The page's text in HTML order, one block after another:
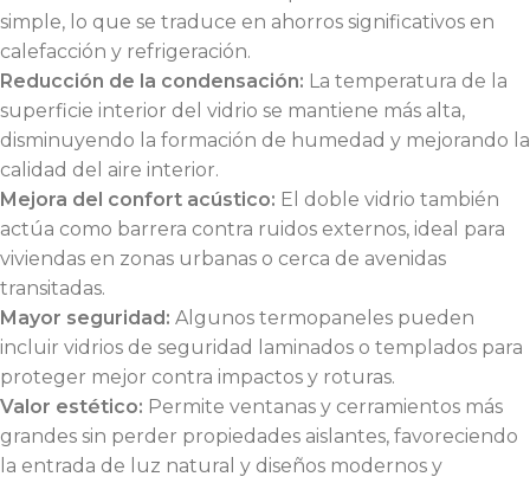
simple, lo que se traduce en ahorros significativos en
calefacción y refrigeración.
Reducción de la condensación: La temperatura de la
superficie interior del vidrio se mantiene más alta,
disminuyendo la formación de humedad y mejorando la
calidad del aire interior.
Mejora del confort acústico: El doble vidrio también
actúa como barrera contra ruidos externos, ideal para
viviendas en zonas urbanas o cerca de avenidas
transitadas.
Mayor seguridad: Algunos termopaneles pueden
incluir vidrios de seguridad laminados o templados para
proteger mejor contra impactos y roturas.
Valor estético: Permite ventanas y cerramientos más
grandes sin perder propiedades aislantes, favoreciendo
la entrada de luz natural y diseños modernos y